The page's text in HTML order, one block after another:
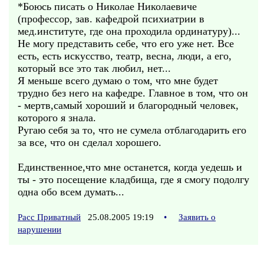
*Боюсь писать о Николае Николаевиче
(профессор, зав. кафедрой психиатрии в
мед.институте, где она проходила ординатуру)...
Не могу представить себе, что его уже нет. Все
есть, есть искусство, театр, весна, люди, а его,
который все это так любил, нет...
Я меньше всего думаю о том, что мне будет
трудно без него на кафедре. Главное в том, что он
- мертв,самый хороший и благородный человек,
которого я знала.
Ругаю себя за то, что не сумела отблагодарить его
за все, что он сделал хорошего.
Единственное,что мне останется, когда уедешь и
ты - это посещение кладбища, где я смогу подолгу
одна обо всем думать...
Расс Приватный 25.08.2005 19:19 •
Заявить о
нарушении